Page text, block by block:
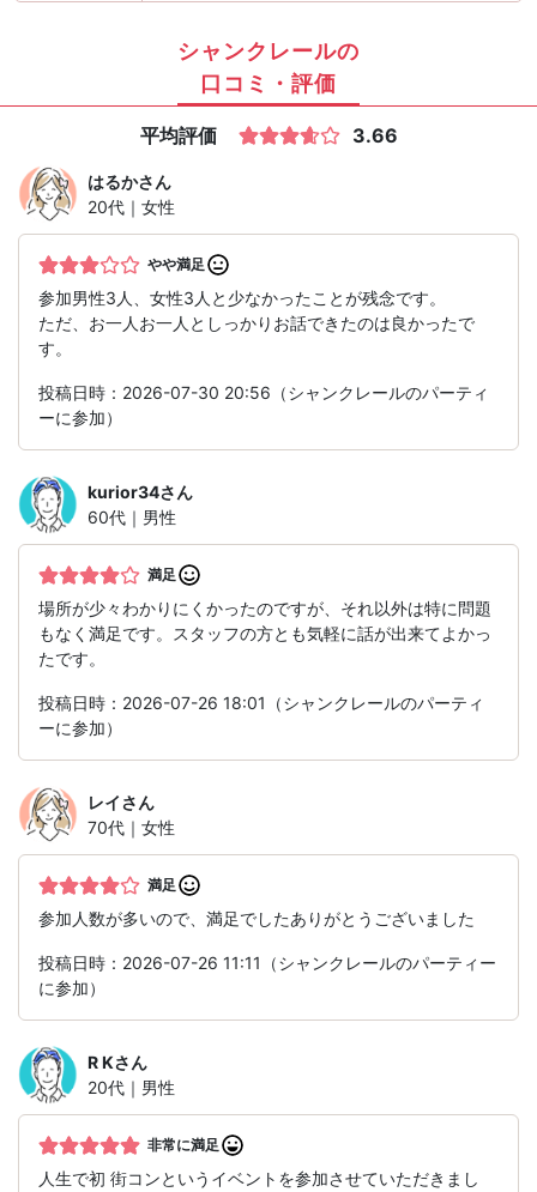
シャンクレールの
口コミ・評価
平均評価 3.66
はるかさん
20代｜女性
やや満足
参加男性3人、女性3人と少なかったことが残念です。
ただ、お一人お一人としっかりお話できたのは良かったで
す。
投稿日時：2026-07-30 20:56（シャンクレールのパーティ
ーに参加）
kurior34さん
60代｜男性
満足
場所が少々わかりにくかったのですが、それ以外は特に問題
もなく満足です。スタッフの方とも気軽に話が出来てよかっ
たです。
投稿日時：2026-07-26 18:01（シャンクレールのパーティ
ーに参加）
レイさん
70代｜女性
満足
参加人数が多いので、満足でしたありがとうございました
投稿日時：2026-07-26 11:11（シャンクレールのパーティー
に参加）
R Kさん
20代｜男性
非常に満足
人生で初 街コンというイベントを参加させていただきまし